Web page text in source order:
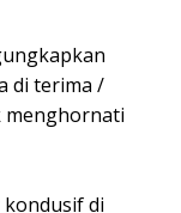
di terima /
menghornati
kondusif di